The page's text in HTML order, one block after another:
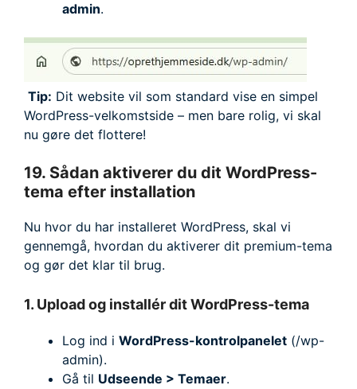
admin.
Tip: Dit website vil som standard vise en simpel
WordPress-velkomstside – men bare rolig, vi skal
nu gøre det flottere!
19. Sådan aktiverer du dit WordPress-
tema efter installation
Nu hvor du har installeret WordPress, skal vi
gennemgå, hvordan du aktiverer dit premium-tema
og gør det klar til brug.
1. Upload og installér dit WordPress-tema
Log ind i WordPress-kontrolpanelet (/wp-
admin).
Gå til Udseende > Temaer.